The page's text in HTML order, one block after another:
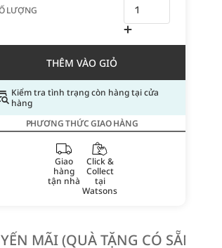
LƯỢNG
THÊM VÀO GIỎ
Kiểm tra tình trạng còn hàng tại cửa
hàng
PHƯƠNG THỨC GIAO HÀNG
Giao
hàng
tận nhà
Click &
Collect
tại
Watsons
MÃI (QUÀ TẶNG CÓ SẴN